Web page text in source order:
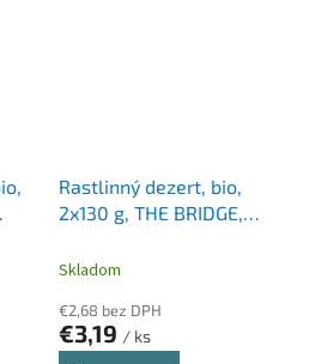
Rastlinný dezert, bio,
2x130 g, THE BRIDGE,
Skladom
€2,68 bez DPH
€3,19 / ks